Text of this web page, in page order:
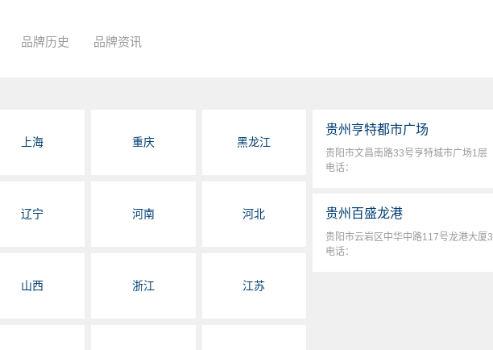
品牌历史 品牌资讯
上海 重庆 黑龙江
辽宁 河南 河北
山西 浙江 江苏
贵州亨特都市广场
贵阳市文昌南路33号亨特城市广场1层
电话：
贵州百盛龙港
贵阳市云岩区中华中路117号龙港大厦
电话：